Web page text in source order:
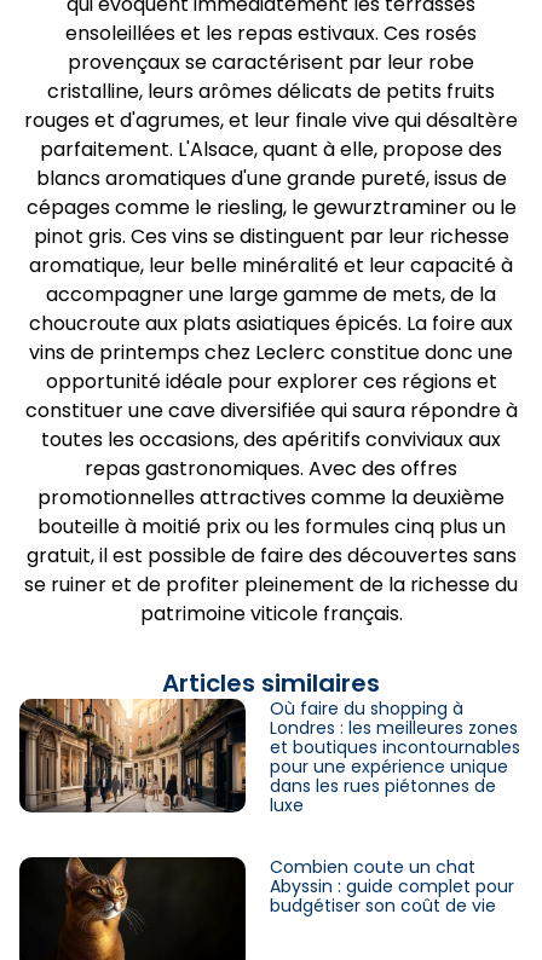
ensoleillées et les repas estivaux. Ces rosés
provençaux se caractérisent par leur robe
cristalline, leurs arômes délicats de petits fruits
rouges et d'agrumes, et leur finale vive qui désaltère
parfaitement. L'Alsace, quant à elle, propose des
blancs aromatiques d'une grande pureté, issus de
cépages comme le riesling, le gewurztraminer ou le
pinot gris. Ces vins se distinguent par leur richesse
aromatique, leur belle minéralité et leur capacité à
accompagner une large gamme de mets, de la
choucroute aux plats asiatiques épicés. La foire aux
vins de printemps chez Leclerc constitue donc une
opportunité idéale pour explorer ces régions et
constituer une cave diversifiée qui saura répondre à
toutes les occasions, des apéritifs conviviaux aux
repas gastronomiques. Avec des offres
promotionnelles attractives comme la deuxième
bouteille à moitié prix ou les formules cinq plus un
gratuit, il est possible de faire des découvertes sans
se ruiner et de profiter pleinement de la richesse du
patrimoine viticole français.
Articles similaires
Où faire du shopping à
Londres : les meilleures zones
et boutiques incontournables
pour une expérience unique
dans les rues piétonnes de
luxe
Combien coute un chat
Abyssin : guide complet pour
budgétiser son coût de vie